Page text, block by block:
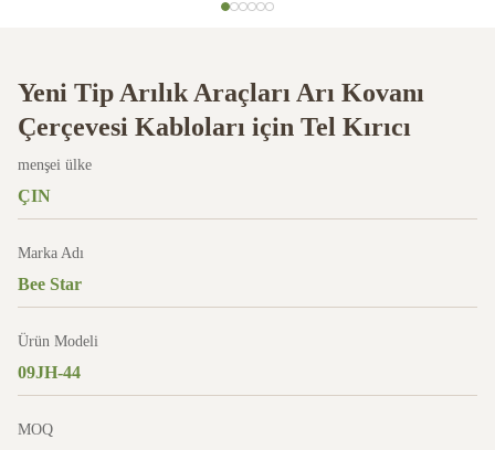
Yeni Tip Arılık Araçları Arı Kovanı
Çerçevesi Kabloları için Tel Kırıcı
menşei ülke
ÇIN
Marka Adı
Bee Star
Ürün Modeli
09JH-44
MOQ